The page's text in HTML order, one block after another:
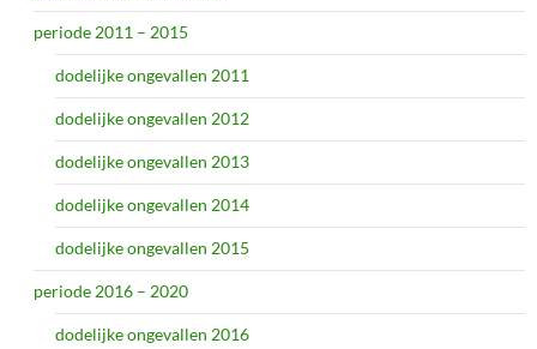
periode 2011 – 2015
dodelijke ongevallen 2011
dodelijke ongevallen 2012
dodelijke ongevallen 2013
dodelijke ongevallen 2014
dodelijke ongevallen 2015
periode 2016 – 2020
dodelijke ongevallen 2016